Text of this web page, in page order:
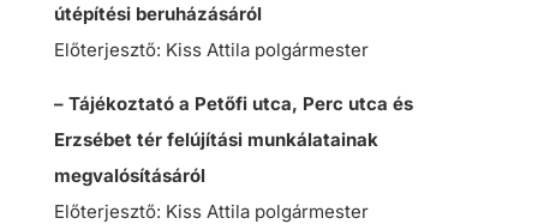
útépítési beruházásáról
Előterjesztő: Kiss Attila polgármester
– Tájékoztató a Petőfi utca, Perc utca és
Erzsébet tér felújítási munkálatainak
megvalósításáról
Előterjesztő: Kiss Attila polgármester